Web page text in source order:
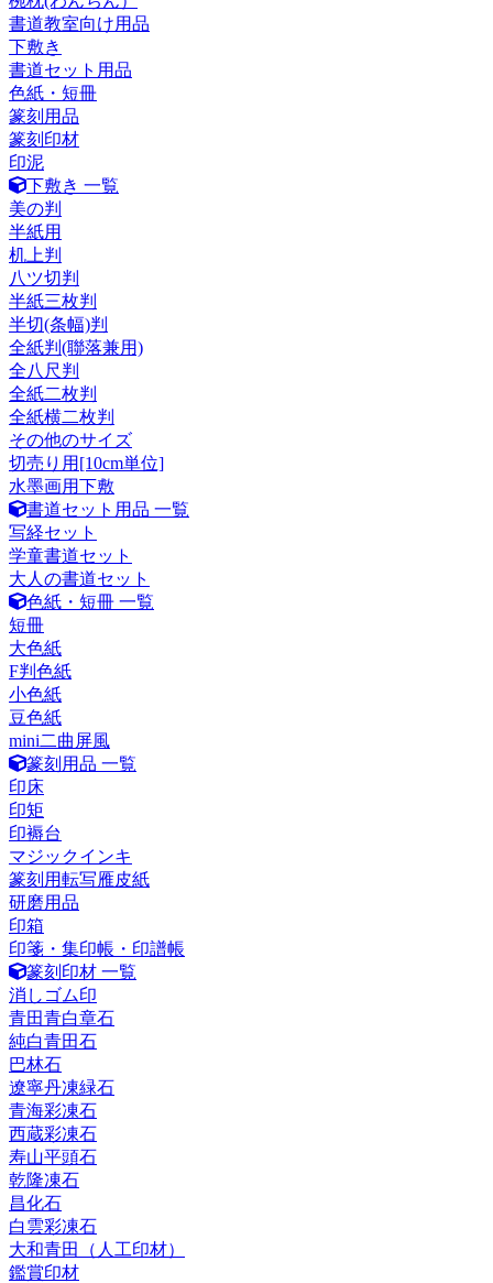
書道教室向け用品
下敷き
書道セット用品
色紙・短冊
篆刻用品
篆刻印材
印泥
下敷き 一覧
美の判
半紙用
机上判
八ツ切判
半紙三枚判
半切(条幅)判
全紙判(聯落兼用)
全八尺判
全紙二枚判
全紙横二枚判
その他のサイズ
切売り用[10cm単位]
水墨画用下敷
書道セット用品 一覧
写経セット
学童書道セット
大人の書道セット
色紙・短冊 一覧
短冊
大色紙
F判色紙
小色紙
豆色紙
mini二曲屏風
篆刻用品 一覧
印床
印矩
印褥台
マジックインキ
篆刻用転写雁皮紙
研磨用品
印箱
印箋・集印帳・印譜帳
篆刻印材 一覧
消しゴム印
青田青白章石
純白青田石
巴林石
遼寧丹凍緑石
青海彩凍石
西蔵彩凍石
寿山平頭石
乾隆凍石
昌化石
白雲彩凍石
大和青田（人工印材）
鑑賞印材